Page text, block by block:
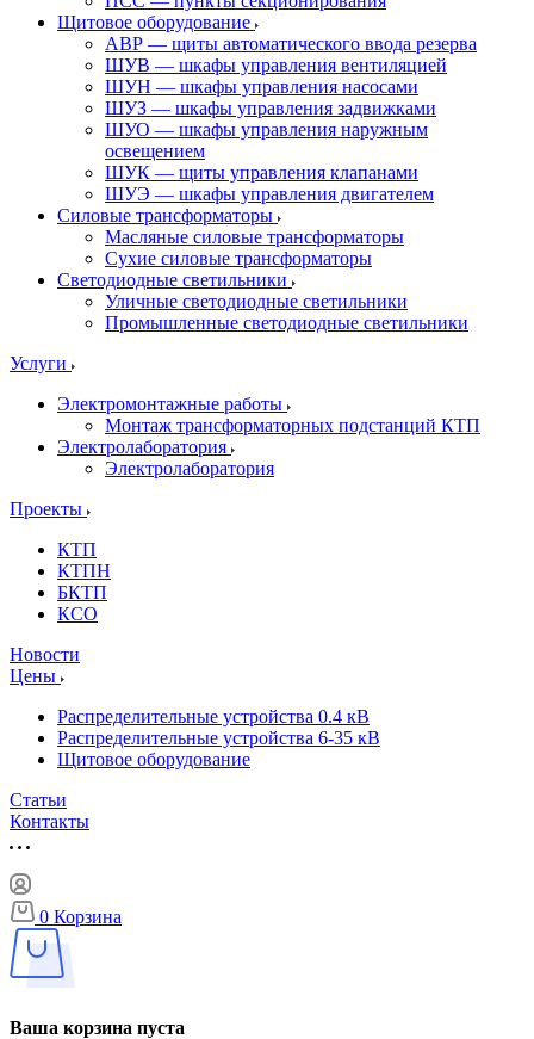
Щитовое оборудование
АВР — щиты автоматического ввода резерва
ШУВ — шкафы управления вентиляцией
ШУН — шкафы управления насосами
ШУЗ — шкафы управления задвижками
ШУО — шкафы управления наружным
освещением
ШУК — щиты управления клапанами
ШУЭ — шкафы управления двигателем
Силовые трансформаторы
Масляные силовые трансформаторы
Сухие силовые трансформаторы
Светодиодные светильники
Уличные светодиодные светильники
Промышленные светодиодные светильники
Услуги
Электромонтажные работы
Монтаж трансформаторных подстанций КТП
Электролаборатория
Электролаборатория
Проекты
КТП
КТПН
БКТП
КСО
Новости
Цены
Распределительные устройства 0.4 кВ
Распределительные устройства 6-35 кВ
Щитовое оборудование
Статьи
Контакты
0 Корзина
Ваша корзина пуста